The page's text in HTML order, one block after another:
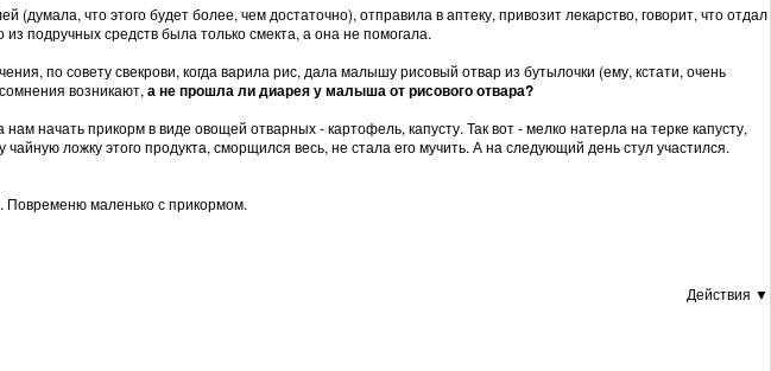
(думала, что этого будет более, чем достаточно), отправила в аптеку, привозит лекарство, говорит, что отдал
подручных средств была только смекта, а она не помогала.
по совету свекрови, когда варила рис, дала малышу рисовый отвар из бутылочки (ему, кстати, очень
возникают, а не прошла ли диарея у малыша от рисового отвара?
начать прикорм в виде овощей отварных - картофель, капусту. Так вот - мелко натерла на терке капусту,
ложку этого продукта, сморщился весь, не стала его мучить. А на следующий день стул участился.
Повременю маленько с прикормом.
Действия ▼